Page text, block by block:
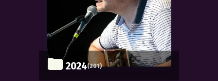
2024(201)